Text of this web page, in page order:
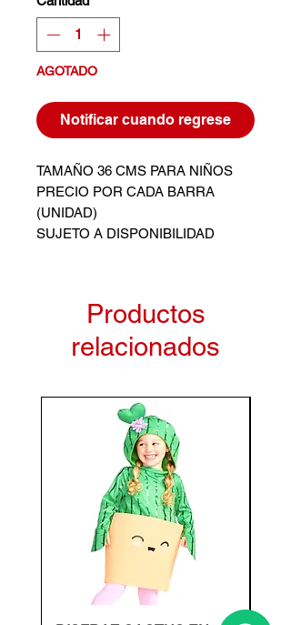
AGOTADO
Notificar cuando regrese
TAMAÑO 36 CMS PARA NIÑOS
PRECIO POR CADA BARRA
(UNIDAD)
SUJETO A DISPONIBILIDAD
Productos
relacionados